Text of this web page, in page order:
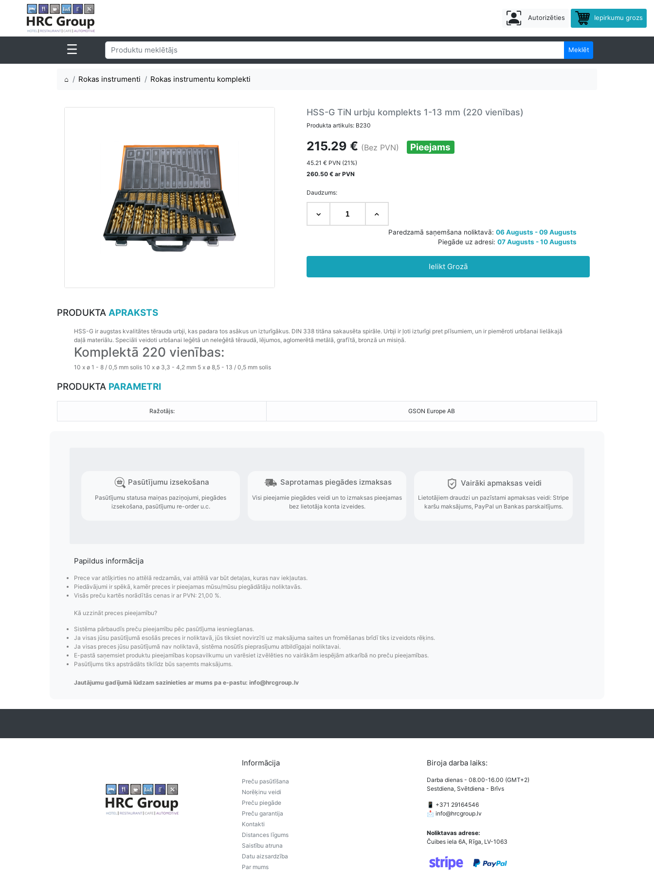
Autorizēties Iepirkumu grozs
Meklēt
⌂ Rokas instrumenti Rokas instrumentu komplekti
HSS-G TiN urbju komplekts 1-13 mm (220 vienības)
Produkta artikuls: B230
215.29 € (Bez PVN) Pieejams
45.21 € PVN (21%)
260.50 € ar PVN
Daudzums:
Paredzamā saņemšana noliktavā:06 Augusts - 09 Augusts
Ielikt Grozā
PRODUKTA APRAKSTS
HSS-G ir augstas kvalitātes tērauda urbji kas padara tos asākus un izturīgākus. DIN 338 titāna sakausēta spirāle. Urbji ir ļoti izturīgi pret plīsumiem, un ir piemēroti urbšanai lielākajā
daļā materiālu. Speciāli veidoti urbšanai leģētā un neleģētā tēraudā lējumos aglomerētā metālā grafītā bronzā un misiņā.
Komplektā 220 vienības:
10 x ø 1 - 8 / 0,5 mm solis 10 x ø 3,3 - 4,2 mm 5 x ø 8,5 - 13 / 0,5 mm solis
PRODUKTA PARAMETRI
Ražotājs: GSON Europe AB
Pasūtījumu izsekošana
izsekošana, pasūtījumu re-order u.c.
Papildus informācija
Prece var atšķirties no attēlā redzamās, vai attēlā var būt detaļas, kuras nav iekļautas.
Piedāvājumi ir spēkā, kamēr preces ir pieejamas mūsu/mūsu piegādātāju noliktavās.
Visās preču kartēs norādītās cenas ir ar PVN: 21,00 %.
Kā uzzināt preces pieejamību?
Sistēma pārbaudīs preču pieejamību pēc pasūtījuma iesniegšanas.
Ja visas jūsu pasūtījumā esošās preces ir noliktavā, jūs tiksiet novirzīti uz maksājuma saites un fromēšanas brīdī tiks izveidots rēķins.
Ja visas preces jūsu pasūtījumā nav noliktavā, sistēma nosūtīs pieprasījumu atbildīgajai noliktavai.
E-pastā saņemsiet produktu pieejamības kopsavilkumu un varēsiet izvēlēties no vairākām iespējām atkarībā no preču pieejamības.
Pasūtījums tiks apstrādāts tiklīdz būs saņemts maksājums.
Jautājumu gadījumā lūdzam sazinieties ar mums pa e-pastu: info@hrcgroup.lv
Informācija
Preču pasūtīšana
Norēķinu veidi
Preču piegāde
Preču garantija
Kontakti
Distances līgums
Saistību atruna
Datu aizsardzība
Par mums
Biroja darba laiks:
Darba dienas - 08.00-16.00 (GMT+2)
Sestdiena, Svētdiena - Brīvs
📱 +371 29164546
📩 info@hrcgroup.lv
Noliktavas adrese:
Čuibes iela 6A, Rīga, LV-1063